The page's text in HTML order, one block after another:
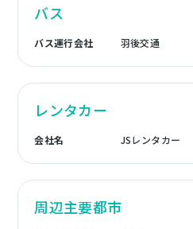
バス
バス運行会社 羽後交通
レンタカー
会社名 JSレンタカー
周辺主要都市